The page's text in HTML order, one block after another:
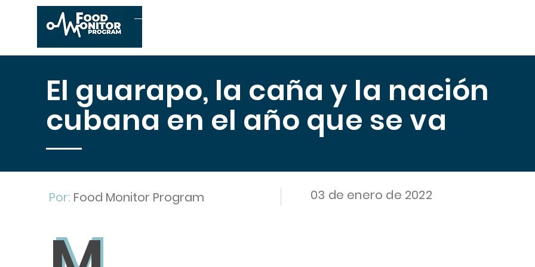
El guarapo, la caña y la nación
cubana en el año que se va
Por: Food Monitor Program 03 de enero de 2022